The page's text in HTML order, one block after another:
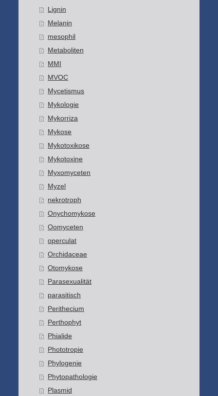
Lignin
Melanin
mesophil
Metaboliten
MMI
MVOC
Mycetismus
Mykologie
Mykorriza
Mykose
Mykotoxikose
Mykotoxine
Myxomyceten
Myzel
nekrotroph
Onychomykose
Oomyceten
operculat
Orchidaceae
Otomykose
Parasexualität
parasitisch
Perithecium
Perthophyt
Phialide
Phototropie
Phylogenie
Phytopathologie
Plasmid